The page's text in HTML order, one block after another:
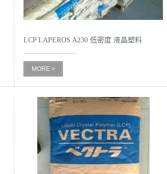
LCP LAPEROS A230 低密度 液晶塑料
MORE >